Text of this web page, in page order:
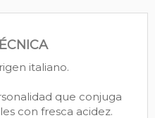
italiano.
que conjuga
con fresca acidez.